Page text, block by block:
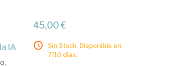
IA
45,00 €
Sin Stock. Disponible en
7/10 días.